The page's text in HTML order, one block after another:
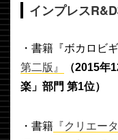
インプレス
・書籍『ボカロビ
第二版』
（2015
楽」部門 第1位）
・書籍 『クリエー